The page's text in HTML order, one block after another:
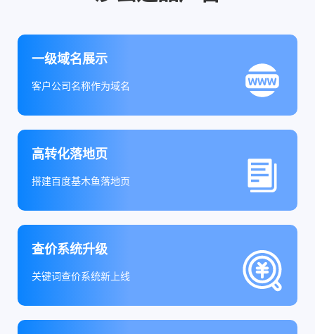
一级域名展示
客户公司名称作为域名
高转化落地页
搭建百度基木鱼落地页
查价系统升级
关键词查价系统新上线